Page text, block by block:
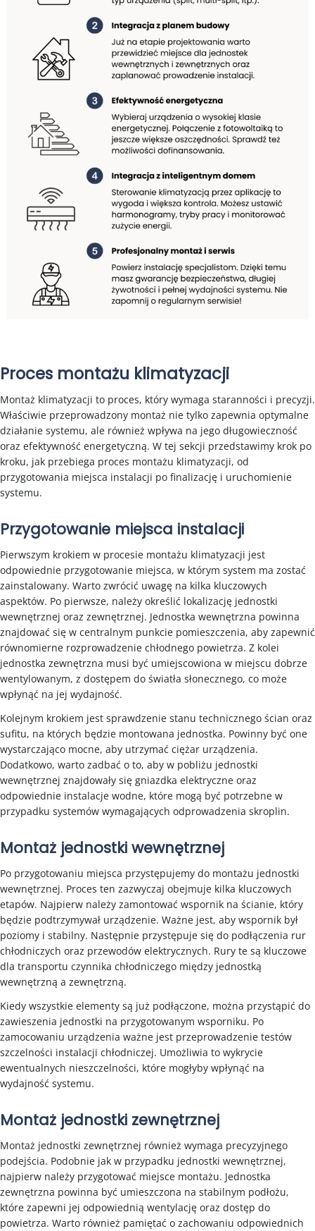
Proces montażu klimatyzacji
Montaż klimatyzacji to proces, który wymaga staranności i precyzji.
Właściwie przeprowadzony montaż nie tylko zapewnia optymalne
działanie systemu, ale również wpływa na jego długowieczność
oraz efektywność energetyczną. W tej sekcji przedstawimy krok po
kroku, jak przebiega proces montażu klimatyzacji, od
przygotowania miejsca instalacji po finalizację i uruchomienie
systemu.
Przygotowanie miejsca instalacji
Pierwszym krokiem w procesie montażu klimatyzacji jest
odpowiednie przygotowanie miejsca, w którym system ma zostać
zainstalowany. Warto zwrócić uwagę na kilka kluczowych
aspektów. Po pierwsze, należy określić lokalizację jednostki
wewnętrznej oraz zewnętrznej. Jednostka wewnętrzna powinna
znajdować się w centralnym punkcie pomieszczenia, aby zapewnić
równomierne rozprowadzenie chłodnego powietrza. Z kolei
jednostka zewnętrzna musi być umiejscowiona w miejscu dobrze
wentylowanym, z dostępem do światła słonecznego, co może
wpłynąć na jej wydajność.
Kolejnym krokiem jest sprawdzenie stanu technicznego ścian oraz
sufitu, na których będzie montowana jednostka. Powinny być one
wystarczająco mocne, aby utrzymać ciężar urządzenia.
Dodatkowo, warto zadbać o to, aby w pobliżu jednostki
wewnętrznej znajdowały się gniazdka elektryczne oraz
odpowiednie instalacje wodne, które mogą być potrzebne w
przypadku systemów wymagających odprowadzenia skroplin.
Montaż jednostki wewnętrznej
Po przygotowaniu miejsca przystępujemy do montażu jednostki
wewnętrznej. Proces ten zazwyczaj obejmuje kilka kluczowych
etapów. Najpierw należy zamontować wspornik na ścianie, który
będzie podtrzymywał urządzenie. Ważne jest, aby wspornik był
poziomy i stabilny. Następnie przystępuje się do podłączenia rur
chłodniczych oraz przewodów elektrycznych. Rury te są kluczowe
dla transportu czynnika chłodniczego między jednostką
wewnętrzną a zewnętrzną.
Kiedy wszystkie elementy są już podłączone, można przystąpić do
zawieszenia jednostki na przygotowanym wsporniku. Po
zamocowaniu urządzenia ważne jest przeprowadzenie testów
szczelności instalacji chłodniczej. Umożliwia to wykrycie
ewentualnych nieszczelności, które mogłyby wpłynąć na
wydajność systemu.
Montaż jednostki zewnętrznej
Montaż jednostki zewnętrznej również wymaga precyzyjnego
podejścia. Podobnie jak w przypadku jednostki wewnętrznej,
najpierw należy przygotować miejsce montażu. Jednostka
zewnętrzna powinna być umieszczona na stabilnym podłożu,
które zapewni jej odpowiednią wentylację oraz dostęp do
powietrza. Warto również pamiętać o zachowaniu odpowiednich